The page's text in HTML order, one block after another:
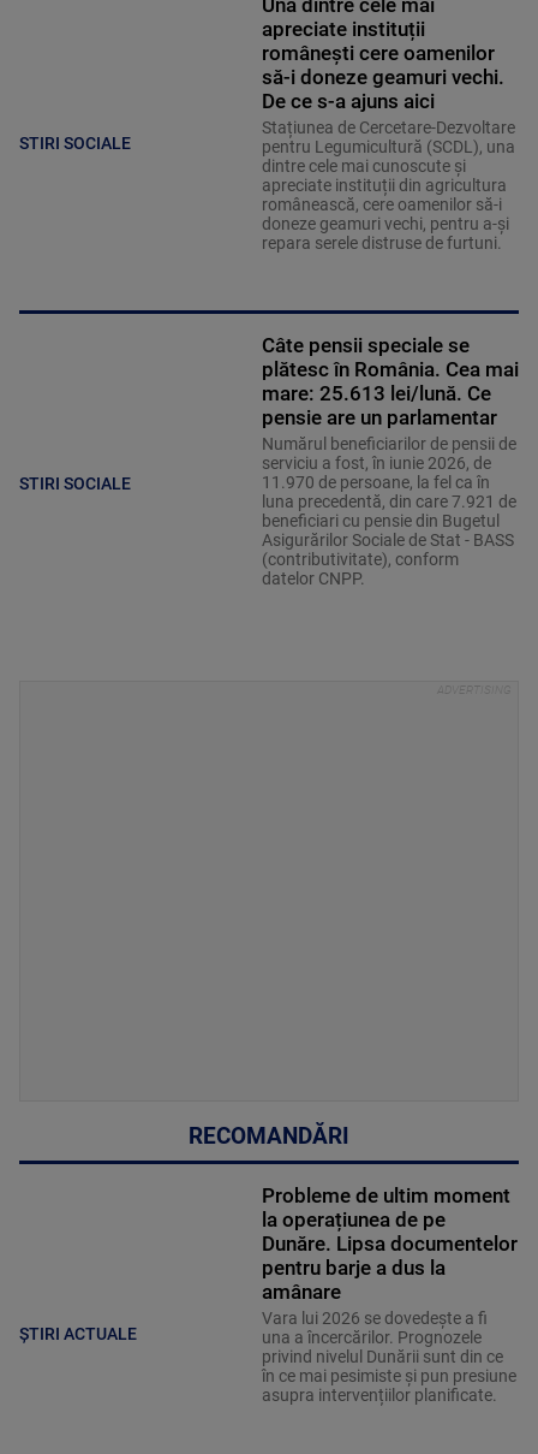
STIRI SOCIALE
apreciate instituții
românești cere oamenilor
să-i doneze geamuri vechi.
De ce s-a ajuns aici
Stațiunea de Cercetare-Dezvoltare
pentru Legumicultură (SCDL), una
dintre cele mai cunoscute și
apreciate instituții din agricultura
românească, cere oamenilor să-i
doneze geamuri vechi, pentru a-și
repara serele distruse de furtuni.
STIRI SOCIALE
Câte pensii speciale se
plătesc în România. Cea mai
mare: 25.613 lei/lună. Ce
pensie are un parlamentar
Numărul beneficiarilor de pensii de
serviciu a fost, în iunie 2026, de
11.970 de persoane, la fel ca în
luna precedentă, din care 7.921 de
beneficiari cu pensie din Bugetul
Asigurărilor Sociale de Stat - BASS
(contributivitate), conform
datelor CNPP.
RECOMANDĂRI
ȘTIRI ACTUALE
Probleme de ultim moment
la operațiunea de pe
Dunăre. Lipsa documentelor
pentru barje a dus la
amânare
Vara lui 2026 se dovedește a fi
una a încercărilor. Prognozele
privind nivelul Dunării sunt din ce
în ce mai pesimiste și pun presiune
asupra intervențiilor planificate.